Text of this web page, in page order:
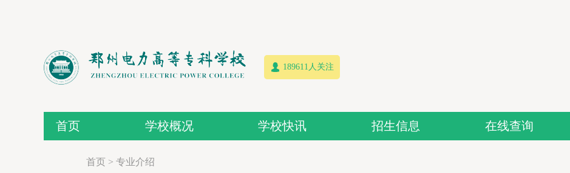
189611人关注
首页 学校概况 学校快讯 招生信息 在线查询
首页 > 专业介绍